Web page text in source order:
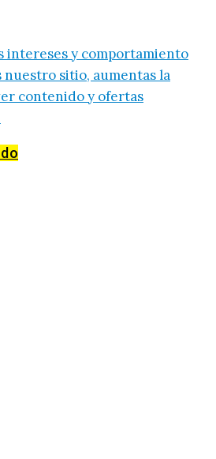
intereses y comportamiento
sitio, aumentas la
contenido y ofertas